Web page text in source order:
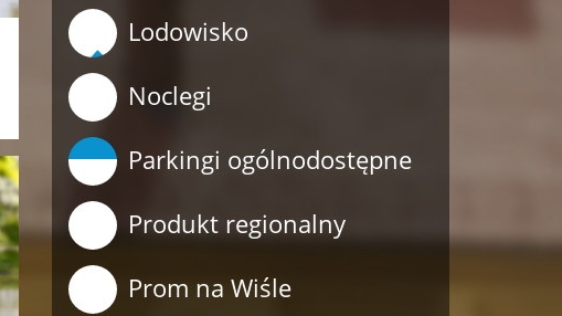
Lodowisko
Noclegi
Parkingi ogólnodostępne
Produkt regionalny
Prom na Wiśle